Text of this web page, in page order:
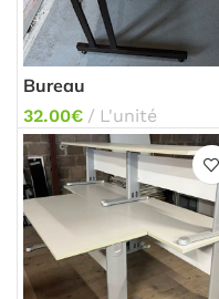
Bureau
32.00€ L'unité